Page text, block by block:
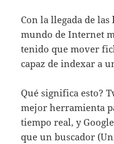
Con la llegada de las
mundo de Internet
tenido que mover
capaz de indexar a
Qué significa esto?
mejor herramienta
tiempo real, y
que un buscador